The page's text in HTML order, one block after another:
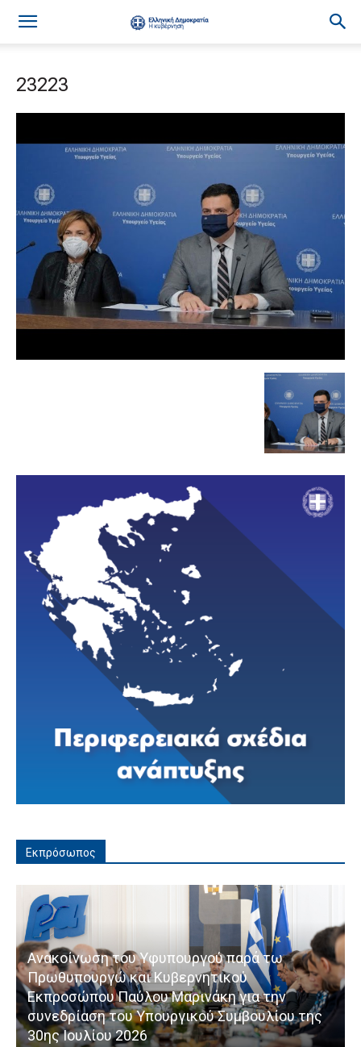
23223
Εκπρόσωπος
Ανακοίνωση του Υφυπουργού παρά τω
Πρωθυπουργώ και Κυβερνητικού
Εκπροσώπου Παύλου Μαρινάκη για την
συνεδρίαση του Υπουργικού Συμβουλίου της
30ης Ιουλίου 2026